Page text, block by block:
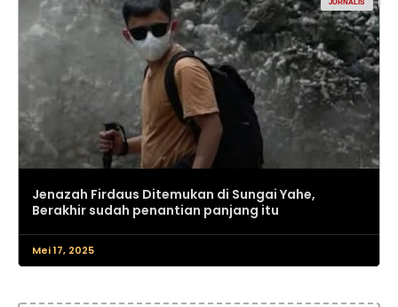
JURNALIS
Jenazah Firdaus Ditemukan di Sungai Yahe,
Berakhir sudah penantian panjang itu
Mei 17, 2025